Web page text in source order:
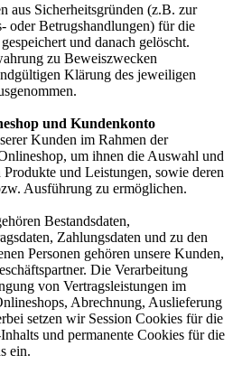
aus Sicherheitsgründen (z.B. zur
oder Betrugshandlungen) für die
und danach gelöscht.
zu Beweiszwecken
Klärung des jeweiligen
und Kundenkonto
Kunden im Rahmen der
um ihnen die Auswahl und
und Leistungen, sowie deren
Ausführung zu ermöglichen.
Bestandsdaten,
Zahlungsdaten und zu den
Personen gehören unsere Kunden,
Die Verarbeitung
von Vertragsleistungen im
Abrechnung, Auslieferung
setzen wir Session Cookies für die
und permanente Cookies für die
ein.